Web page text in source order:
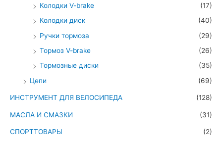
Колодки V-brake
(17)
Колодки диск
(40)
Ручки тормоза
(29)
Тормоз V-brake
(26)
Тормозные диски
(35)
Цепи
(69)
ИНСТРУМЕНТ ДЛЯ ВЕЛОСИПЕДА (128)
МАСЛА И СМАЗКИ (31)
СПОРТТОВАРЫ (2)